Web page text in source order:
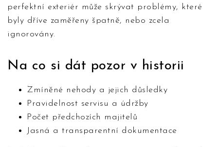
perfektní exteriér může skrývat problémy, které
byly dříve zaměřeny špatně, nebo zcela
ignorovány.
Na co si dát pozor v historii
Zmíněné nehody a jejich důsledky
Pravidelnost servisu a údržby
Počet předchozích majitelů
Jasná a transparentní dokumentace